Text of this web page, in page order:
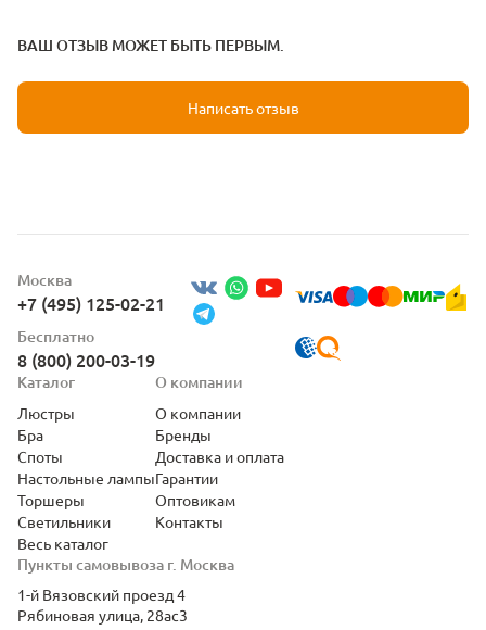
ВАШ ОТЗЫВ МОЖЕТ БЫТЬ ПЕРВЫМ.
Написать отзыв
Москва
+7 (495) 125-02-21
Бесплатно
8 (800) 200-03-19
Пункты самовывоза г. Москва
1-й Вязовский проезд 4
Рябиновая улица, 28ас3
Каталог
Люстры
Бра
Споты
Настольные лампы
Торшеры
Светильники
Весь каталог
О компании
О компании
Бренды
Доставка и оплата
Гарантии
Оптовикам
Контакты